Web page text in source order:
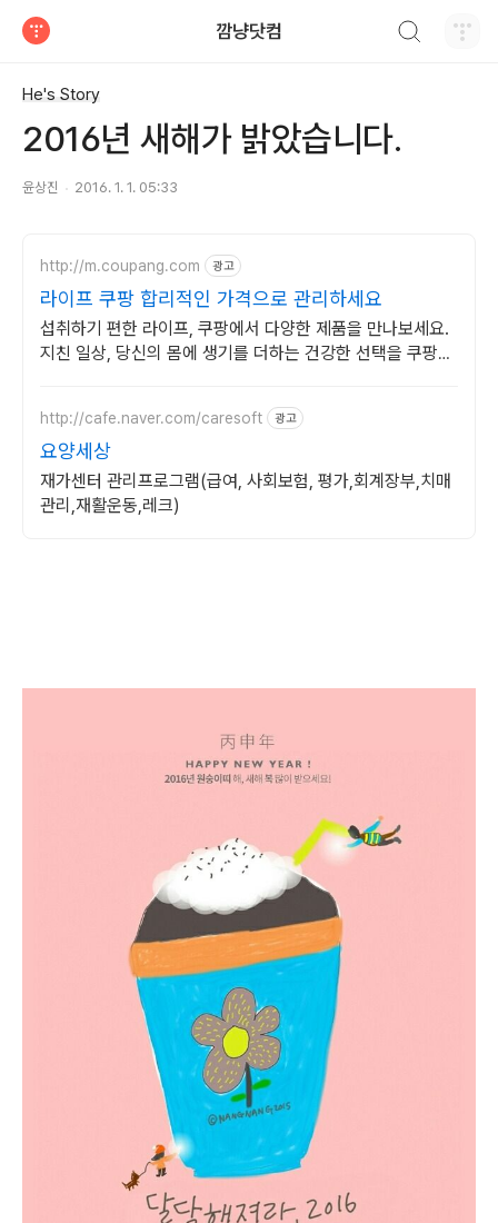
깜냥닷컴
He's Story
2016년 새해가 밝았습니다.
윤상진 2016. 1. 1. 05:33
http://m.coupang.com 광고
라이프 쿠팡 합리적인 가격으로 관리하세요
섭취하기 편한 라이프, 쿠팡에서 다양한 제품을 만나보세요.
지친 일상, 당신의 몸에 생기를 더하는 건강한 선택을 쿠팡에
http://cafe.naver.com/caresoft 광고
요양세상
재가센터 관리프로그램(급여, 사회보험, 평가,회계장부,치매
관리,재활운동,레크)